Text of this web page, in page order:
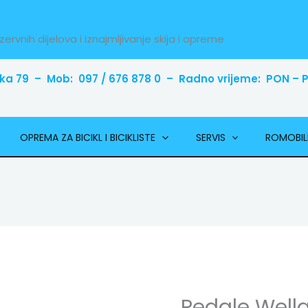
dijelova i iznajmljivanje skija i opreme
79 – Mob: 097 / 676 878 0 – Radno vrijeme: PON –
OPREMA ZA BICIKL I BICIKLISTE SERVIS ROMOBILI
Pedale